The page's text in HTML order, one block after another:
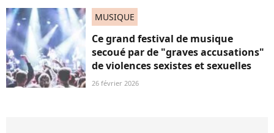
MUSIQUE
Ce grand festival de musique
secoué par de "graves accusations"
de violences sexistes et sexuelles
26 février 2026